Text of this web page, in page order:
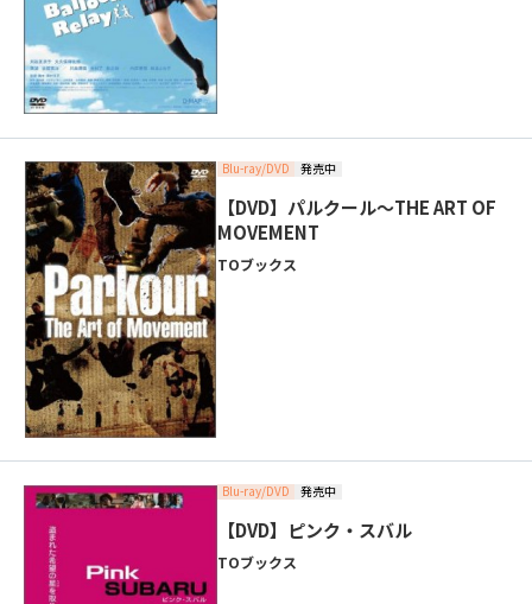
Blu-ray/DVD 発売中
【DVD】パルクール～THE ART OF
MOVEMENT
TOブックス
Blu-ray/DVD 発売中
【DVD】ピンク・スバル
TOブックス